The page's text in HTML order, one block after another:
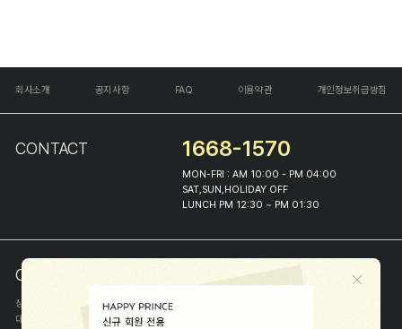
회사소개 공지사항 FAQ 이용약관 개인정보취급방침
CONTACT 1668-1570
MON-FRI : AM 10:00 - PM 04:00
SAT,SUN,HOLIDAY OFF
LUNCH PM 12:30 ~ PM 01:30
COMPANY INFO
상호
(주)해피프린스
대표
이화진